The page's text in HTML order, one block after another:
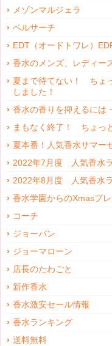
メゾンマルジェラ
ベルサーチ
EDT（オードトワレ）
香水のメンズ、レディー
夏まで待てない！ ちょ
しました！
香水の香りを抑えるには
まもなく終了！ ちょっ
夏本番！人気香水サマー
2022年7月度 人気香水ラ
2022年8月度 人気香水ラ
香水学園からのXmasプレ
コーチ
ジョーバン
ジョーマローン
店長のたわごと
新作香水
香水激安セール情報
香水ランキング
送料無料